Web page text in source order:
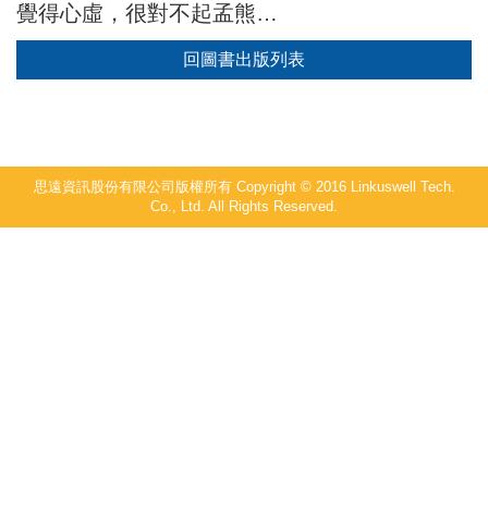
覺得心虛，很對不起孟熊…
回圖書出版列表
思遠資訊股份有限公司版權所有 Copyright © 2016 Linkuswell Tech.
Co., Ltd. All Rights Reserved.